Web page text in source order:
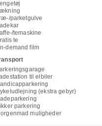
parketgulve
temaskine
te
demand film
til elbiler
(ekstra gebyr)
parkering
muligheder